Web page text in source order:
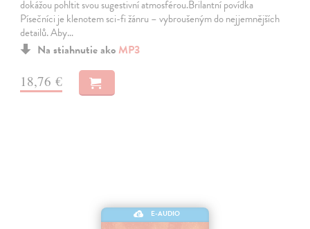
dokážou pohltit svou sugestivní atmosférou.Brilantní povídka
Písečníci je klenotem sci-fi žánru – vybroušeným do nejjemnějších
detailů. Aby…
Na stiahnutie ako MP3
18,76 €
E-AUDIO